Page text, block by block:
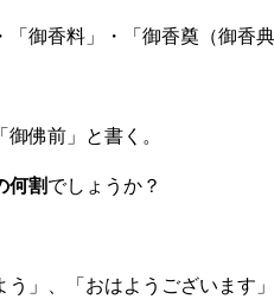
「御香料」・「御香奠（御香
佛前」と書く。
何割でしょうか？
」、「おはようございます